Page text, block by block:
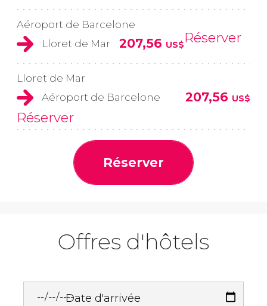
Aéroport de Barcelone
Lloret de Mar
207,56 US$Réserver
Lloret de Mar
Aéroport de Barcelone
207,56 US$
Réserver
Réserver
Offres d'hôtels
Date d'arrivée